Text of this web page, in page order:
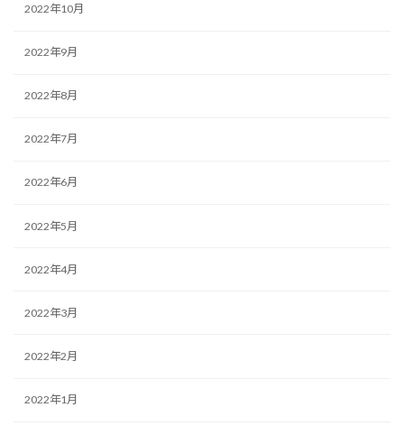
2022年10月
2022年9月
2022年8月
2022年7月
2022年6月
2022年5月
2022年4月
2022年3月
2022年2月
2022年1月